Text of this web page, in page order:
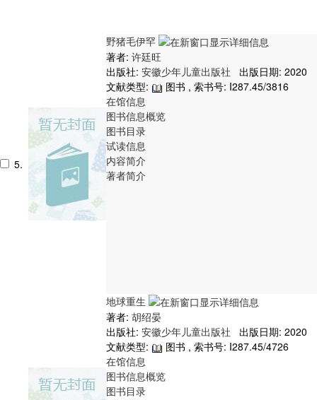
5.
野猪毛伊罕
著者: 许廷旺
出版社: 安徽少年儿童出版社
出版日期: 2020
文献类型:
图书 , 索书号: I287.45/3816
在馆信息
图书信息概览
图书目录
试读信息
内容简介
著者简介
地球重生
著者: 胡绍晏
出版社: 安徽少年儿童出版社
出版日期: 2020
文献类型:
图书 , 索书号: I287.45/4726
在馆信息
图书信息概览
图书目录